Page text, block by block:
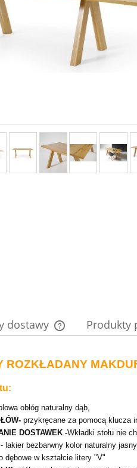
dostawy
płatności
Produkty
ROZKŁADANY
obłóg naturalny dąb,
przykręcane za pomocą klucza
DOSTAWEK -Wkładki stołu nie
- lakier bezbarwny kolor naturalny
dębowe w kształcie litery "V"